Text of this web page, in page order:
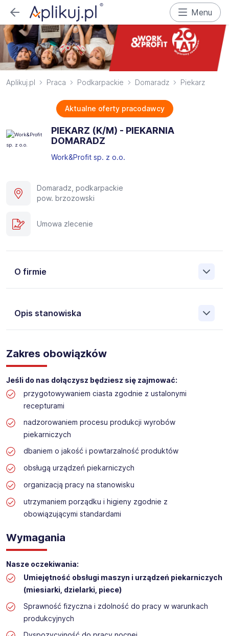
Menu
Aplikuj.pl Praca Podkarpackie Domaradz Piekarz
Aktualne oferty pracodawcy
PIEKARZ (K/M) - PIEKARNIA
DOMARADZ ​
Work&Profit sp. z o.o.
Domaradz, podkarpackie
pow. brzozowski
Umowa zlecenie
O firmie
Opis stanowiska
Pośrednictwa Pracy i Doradztwa Personalnego Work &
Profit jest obecnie jedną z największych niezależnych
polskich agencji zatrudnienia. W ciągu wielu lat naszej
działalności daliśmy pracę przeszło 50 000 pracowników
w całym kraju. Skutecznie znajdujemy pracowników dla
największych firm, jak również małych rodzinnych
przedsiębiorstw w Polsce. Agencja jest wpisana pod nr
396 w Krajowym Rejestrze Agencji Zatrudnienia.
Obecnie dla naszego Klienta, poszukujemy osób na
stanowisko:
PIEKARZ (K/M)
Lokalizacja:DOMARADZ
Zakres obowiązków
Jeśli do nas dołączysz będziesz się zajmować:
przygotowywaniem ciasta zgodnie z ustalonymi
recepturami
nadzorowaniem procesu produkcji wyrobów
piekarniczych
dbaniem o jakość i powtarzalność produktów
obsługą urządzeń piekarniczych
organizacją pracy na stanowisku
utrzymaniem porządku i higieny zgodnie z
obowiązującymi standardami
Wymagania
Nasze oczekiwania:
Umiejętność obsługi maszyn i urządzeń piekarniczych
(miesiarki, dzielarki, piece)
Sprawność fizyczna i zdolność do pracy w warunkach
produkcyjnych